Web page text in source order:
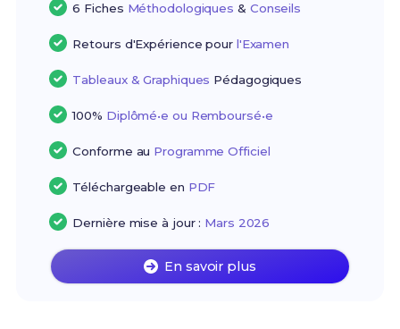
6 Fiches Méthodologiques & Conseils
Retours d'Expérience pour l'Examen
Tableaux & Graphiques Pédagogiques
100% Diplômé•e ou Remboursé•e
Conforme au Programme Officiel
Téléchargeable en PDF
Dernière mise à jour : Mars 2026
En savoir plus